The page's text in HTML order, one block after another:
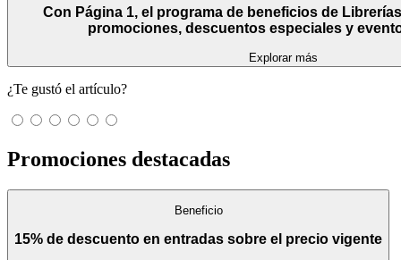
Con Página 1, el programa de beneficios de
promociones, descuentos especiales y
Explorar más
¿Te gustó el artículo?
Promociones destacadas
Beneficio
15% de descuento en entradas sobre el precio vigente